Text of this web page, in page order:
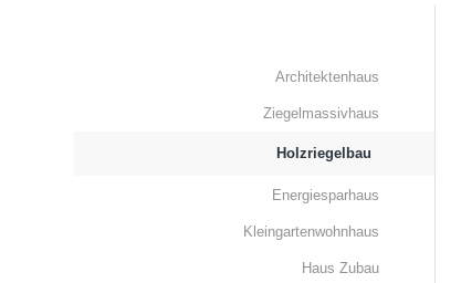
Architektenhaus
Ziegelmassivhaus
Holzriegelbau
Energiesparhaus
Kleingartenwohnhaus
Haus Zubau